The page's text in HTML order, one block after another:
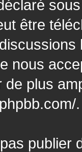
être
nous
plus
.
publier